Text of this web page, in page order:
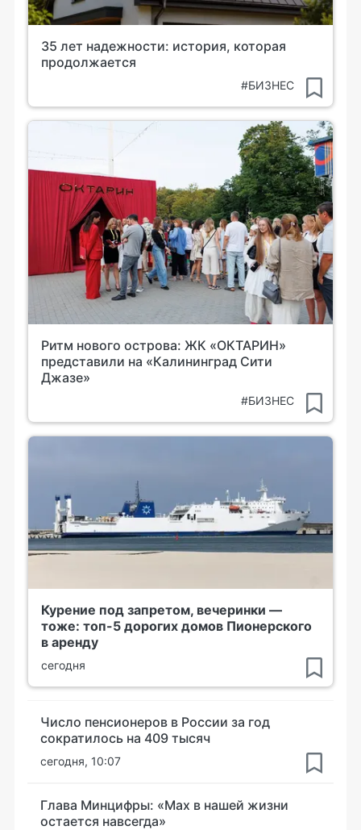
35 лет надежности: история, которая
продолжается
#БИЗНЕС
Ритм нового острова: ЖК «ОКТАРИН»
представили на «Калининград Сити
Джазе»
#БИЗНЕС
Курение под запретом, вечеринки —
тоже: топ-5 дорогих домов Пионерского
в аренду
сегодня
Число пенсионеров в России за год
сократилось на 409 тысяч
сегодня, 10:07
Глава Минцифры: «Мах в нашей жизни
остается навсегда»